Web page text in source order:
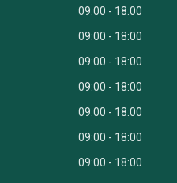
09:00
18:00
09:00
18:00
09:00
18:00
09:00
18:00
09:00
18:00
09:00
18:00
09:00 18:00